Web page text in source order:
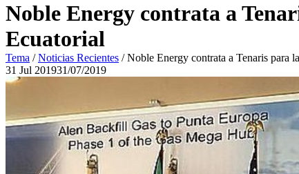
Noble Energy contrata a
Ecuatorial
Tema /Noticias Recientes /Noble Energy contrata a Tenaris para
31 Jul 201931/07/2019